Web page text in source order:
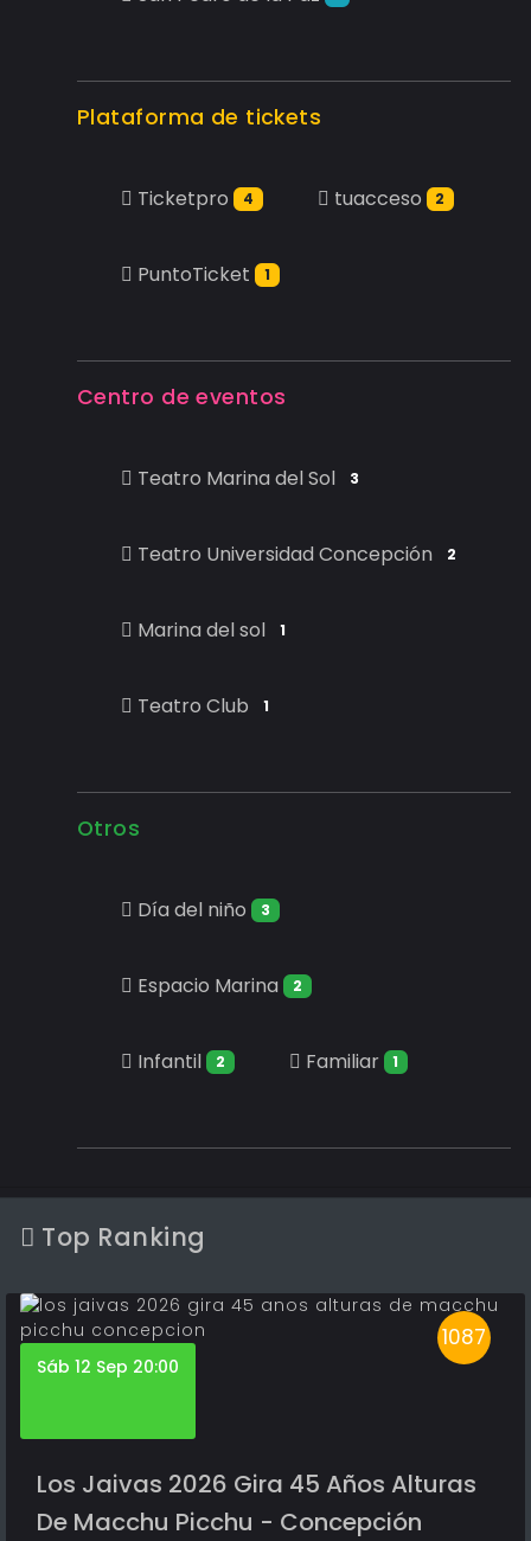
Plataforma de tickets
Ticketpro 4 tuacceso 2
PuntoTicket 1
Centro de eventos
Teatro Marina del Sol 3
Teatro Universidad Concepción 2
Marina del sol 1
Teatro Club 1
Otros
Día del niño 3
Espacio Marina 2
Infantil 2 Familiar 1
Top Ranking
1087
Sáb 12 Sep 20:00
Los Jaivas 2026 Gira 45 Años Alturas
De Macchu Picchu - Concepción